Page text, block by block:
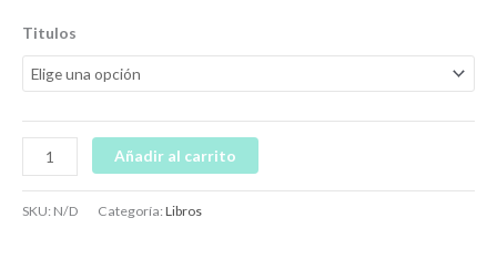
Titulos
Añadir al carrito
SKU: N/D Categoría:Libros